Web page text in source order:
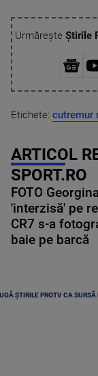
Urmărește Știrile
Etichete: cutremur
ARTICOL
SPORT.RO
FOTO
'interzisă' pe
CR7 s-a
baie pe barcă
ȘTIRILE PROTV CA SURSĂ